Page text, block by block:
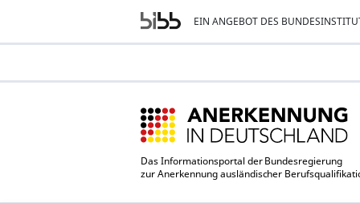
EIN ANGEBOT DES
Das Informationsportal der Bundesregierung
zur Anerkennung ausländischer